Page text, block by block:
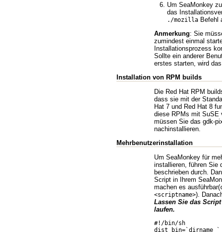
Um SeaMonkey
das
./mozillaBefehl
Anmerkung: Sie
zumindest einmal
Installationsprozess
Sollte ein anderer
erstes starten, wird
Installation von RPM builds
Die Red Hat RPM
dass sie mit der
Hat 7 und Red Hat 8
diese RPMs mit SuSE
müssen Sie das gdk-
nachinstallieren.
Mehrbenutzerinstallation
Um SeaMonkey für
installieren, führen Sie
beschrieben durch.
Script in Ihrem
machen es ausführbar(
<scriptname>).
Lassen Sie das
laufen.
#!/bin/sh
dist_bin=`dirname `